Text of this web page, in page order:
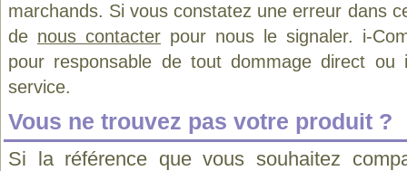
marchands. Si vous constatez une erreur dans
de nous contacter pour nous le signaler. i-
pour responsable de tout dommage direct
service.
Vous ne trouvez pas votre produit ?
Si la référence que vous souhaitez